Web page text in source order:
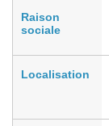
Raison
sociale
Localisation